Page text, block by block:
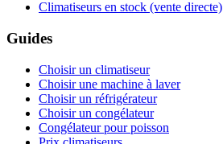
Climatiseurs en stock (vente directe)
Guides
Choisir un climatiseur
Choisir une machine à laver
Choisir un réfrigérateur
Choisir un congélateur
Congélateur pour poisson